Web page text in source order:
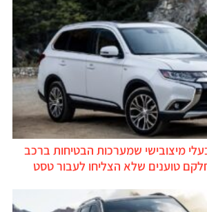
מיצובישי שמערכות הבטיחות ברכב
טוענים שלא הצליחו לעבור טסט